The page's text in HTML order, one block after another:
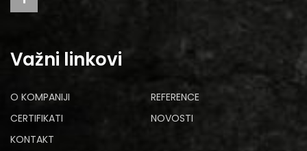
Važni linkovi
O KOMPANIJI
REFERENCE
CERTIFIKATI
NOVOSTI
KONTAKT